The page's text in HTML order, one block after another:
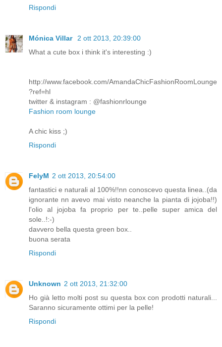
Rispondi
Mónica Villar
2 ott 2013, 20:39:00
What a cute box i think it's interesting :)
http://www.facebook.com/AmandaChicFashionRoomLounge
?ref=hl
twitter & instagram : @fashionrlounge
Fashion room lounge
A chic kiss ;)
Rispondi
FelyM 2 ott 2013, 20:54:00
fantastici e naturali al 100%!!nn conoscevo questa linea..(da
ignorante nn avevo mai visto neanche la pianta di jojoba!!)
l'olio al jojoba fa proprio per te..pelle super amica del
sole..!:-)
davvero bella questa green box..
buona serata
Rispondi
Unknown 2 ott 2013, 21:32:00
Ho già letto molti post su questa box con prodotti naturali...
Saranno sicuramente ottimi per la pelle!
Rispondi